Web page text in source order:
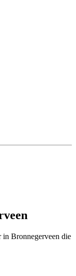
in Bronnegerveen die